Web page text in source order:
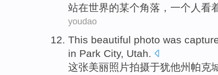
站在世界的某个角落 ， 一个 人 看
youdao
This beautiful photo was
in Park City, Utah.
这张美丽照片拍摄于犹他州帕克